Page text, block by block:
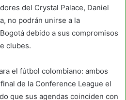
del Crystal Palace, Daniel
no podrán unirse a la
debido a sus compromisos
clubes.
el fútbol colombiano: ambos
de la Conference League el
que sus agendas coinciden con